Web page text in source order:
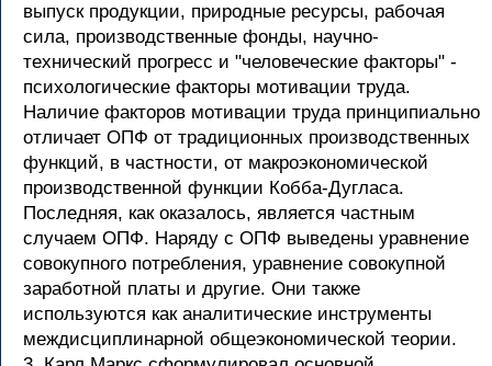
выпуск продукции, природные ресурсы, рабочая
сила, производственные фонды, научно-
технический прогресс и "человеческие факторы" -
психологические факторы мотивации труда.
Наличие факторов мотивации труда принципиально
отличает ОПФ от традиционных производственных
функций, в частности, от макроэкономической
производственной функции Кобба-Дугласа.
Последняя, как оказалось, является частным
случаем ОПФ. Наряду с ОПФ выведены уравнение
совокупного потребления, уравнение совокупной
заработной платы и другие. Они также
используются как аналитические инструменты
междисциплинарной общеэкономической теории.